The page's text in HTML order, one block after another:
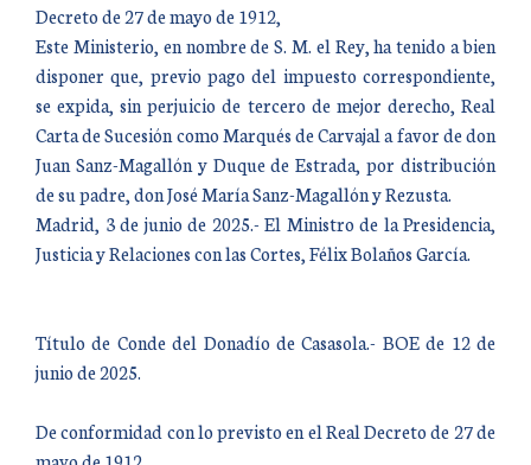
Decreto de 27 de mayo de 1912,
Este Ministerio, en nombre de S. M. el Rey, ha tenido a bien
disponer que, previo pago del impuesto correspondiente,
se expida, sin perjuicio de tercero de mejor derecho, Real
Carta de Sucesión como Marqués de Carvajal a favor de don
Juan Sanz-Magallón y Duque de Estrada, por distribución
de su padre, don José María Sanz-Magallón y Rezusta.
Madrid, 3 de junio de 2025.- El Ministro de la Presidencia,
Justicia y Relaciones con las Cortes, Félix Bolaños García.
Título de Conde del Donadío de Casasola.- BOE de 12 de
junio de 2025.
De conformidad con lo previsto en el Real Decreto de 27 de